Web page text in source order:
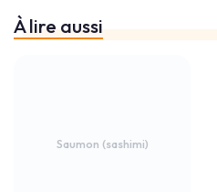
À lire aussi
Saumon (sashimi)